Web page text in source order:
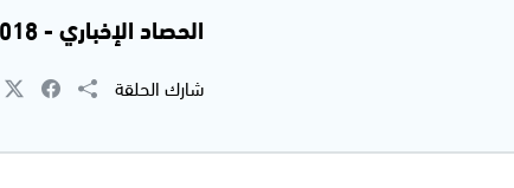
الحصاد الإخباري - 8.11.2018 | نبيل سلامة
شارك الحلقة